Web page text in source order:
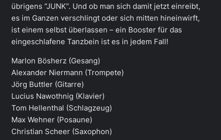
übrigens “JUNK”. Und ob man sich damit jetzt einreibt,
es im Ganzen verschlingt oder sich mitten hineinwirft,
ist einem selbst überlassen – ein Booster für das
eingeschlafene Tanzbein ist es in jedem Fall!
Marlon Bösherz (Gesang)
Alexander Niermann (Trompete)
Jörg Buttler (Gitarre)
Lucius Nawothnig (Klavier)
Tom Hellenthal (Schlagzeug)
Max Wehner (Posaune)
Christian Scheer (Saxophon)